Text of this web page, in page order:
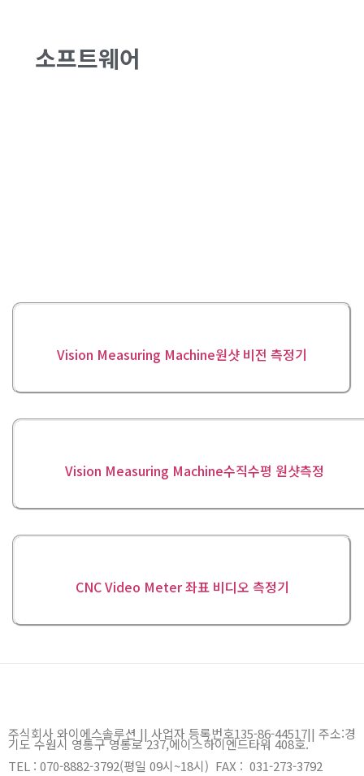
소프트웨어
Vision Measuring Machine원샷 비전 측정기
Vision Measuring Machine수직수평 원샷측정
CNC Video Meter 좌표 비디오 측정기
주식회사 와이에스솔루션 || 사업자 등록번호135-86-44517|| 주소:경
기도 수원시 영통구 영통로 237,에이스하이엔드타워 408호.
TEL : 070-8882-3792(평일 09시~18시) FAX : 031-273-3792